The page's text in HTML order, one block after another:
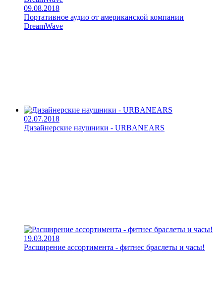
09.08.2018
Портативное аудио от американской компании
DreamWave
02.07.2018
Дизайнерские наушники - URBANEARS
19.03.2018
Расширение ассортимента - фитнес браслеты и часы!